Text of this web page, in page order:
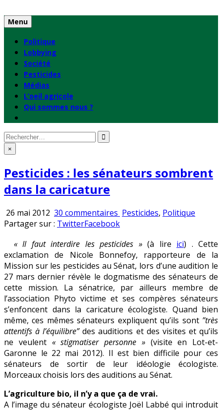
to
content
Menu
Politique
Lobbying
Société
Pesticides
Médias
L’oeil agricole
Qui sommes nous ?
Rechercher
: ×
Pesticides : les sénateurs sombrent
dans la caricature
26 mai 2012 30 commentaires sur
Pesticides
les
sénateurs
sombrent
dans
la
caricature
Publié
Pesticides, Politique
Partager sur : TwitterFacebook
« Il faut interdire les pesticides »(à lire ici) . Cette
exclamation de Nicole Bonnefoy, rapporteure de la
Mission sur les pesticides au Sénat, lors d’une audition le
27 mars dernier révèle le dogmatisme des sénateurs de
cette mission. La sénatrice, par ailleurs membre de
l’association Phyto victime et ses compères sénateurs
s’enfoncent dans la caricature écologiste. Quand bien
même, ces mêmes sénateurs expliquent qu’ils sont ”très
attentifs à l’équilibre”des auditions et des visites et qu’ils
ne veulent « stigmatiser personne »(visite en Lot-et-
Garonne le 22 mai 2012). Il est bien difficile pour ces
sénateurs de sortir de leur idéologie écologiste.
Morceaux choisis lors des auditions au Sénat.
L’agriculture bio, il n’y a que ça de vrai.
A l’image du sénateur écologiste Joël Labbé qui introduit